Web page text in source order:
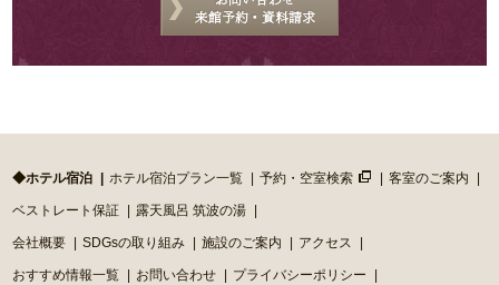
◆ホテル宿泊 ホテル宿泊プラン一覧 予約・空室検索 客室のご案内
ベストレート保証 露天風呂 筑波の湯
会社概要 SDGsの取り組み 施設のご案内 アクセス
おすすめ情報一覧 お問い合わせ プライバシーポリシー